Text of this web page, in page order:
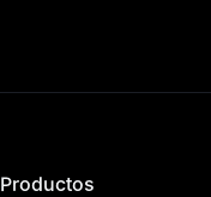
Productos